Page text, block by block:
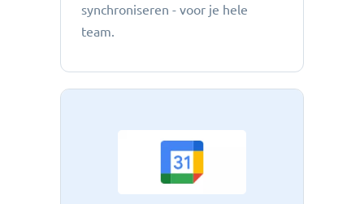
synchroniseren - voor je hele
team.